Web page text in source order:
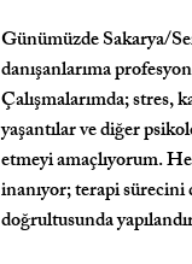
Günümüzde Sakarya/
danışanlarıma
Çalışmalarımda; stres,
yaşantılar ve diğer
etmeyi amaçlıyorum.
inanıyor; terapi sürecini
doğrultusunda